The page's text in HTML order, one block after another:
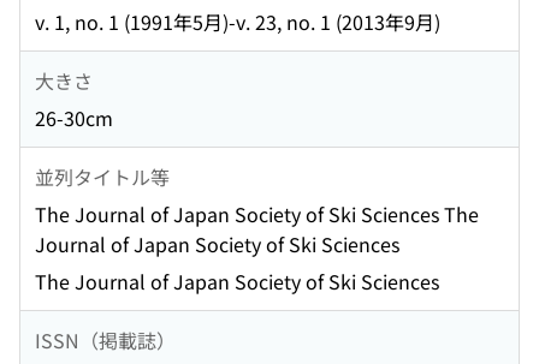
v. 1, no. 1 (1991年5月)-v. 23, no. 1 (2013年9月)
大きさ
26-30cm
並列タイトル等
The Journal of Japan Society of Ski Sciences The
Journal of Japan Society of Ski Sciences
The Journal of Japan Society of Ski Sciences
ISSN（掲載誌）